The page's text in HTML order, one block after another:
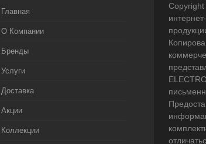
Главная
О Компании
Бренды
Услуги
Доставка
Акции
Коллекции